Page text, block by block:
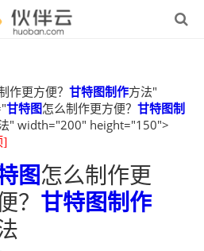
作更方便？ 甘特图制作方法"
甘特图怎么制作更方便？ 甘特图制
" width="200" height="150">
]
图怎么制作更
？ 甘特图制作